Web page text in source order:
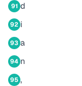
91 d
92 i
93 a
94 n
95 ,